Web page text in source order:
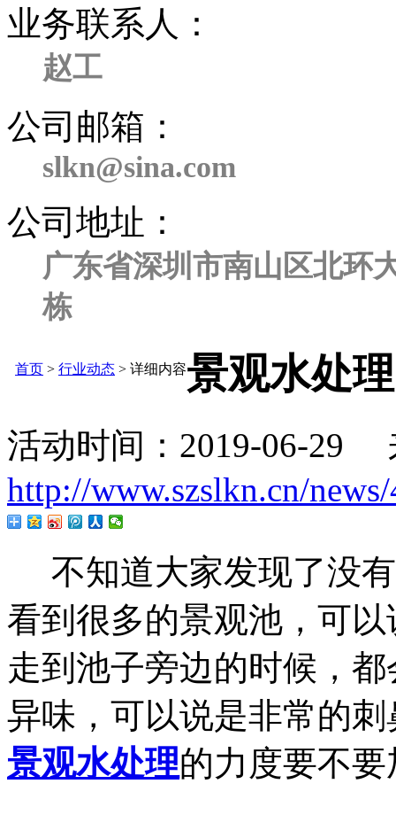
业务联系人：
赵工
公司邮箱：
slkn@sina.com
公司地址：
广东省深圳市南山区北环
栋
首页 > 行业动态 > 详细内容景观水处
活动时间：2019-06-29
http://www.szslkn.cn/
不知道大家发现了没
看到很多的景观池，可
走到池子旁边的时候，
异味，可以说是非常的
景观水处理的力度要不